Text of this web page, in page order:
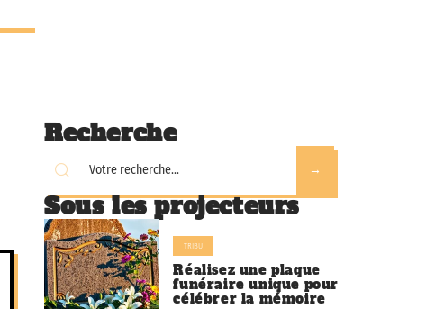
Recherche
Sous les projecteurs
TRIBU
Réalisez une plaque
funéraire unique pour
célébrer la mémoire